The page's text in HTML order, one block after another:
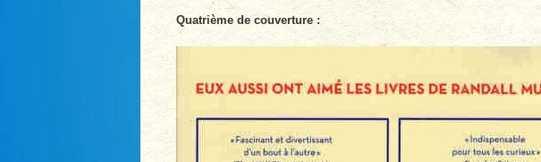
Quatrième de couverture :